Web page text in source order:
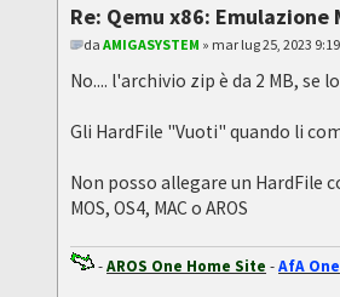
Re: Qemu x86: Emulazione
daAMIGASYSTEM » mar lug 25, 2023
No.... l'archivio zip è da 2 MB, se
Gli HardFile "Vuoti" quando li
Non posso allegare un HardFile
MOS, OS4, MAC o AROS
-AROS One Home Site -AfA One